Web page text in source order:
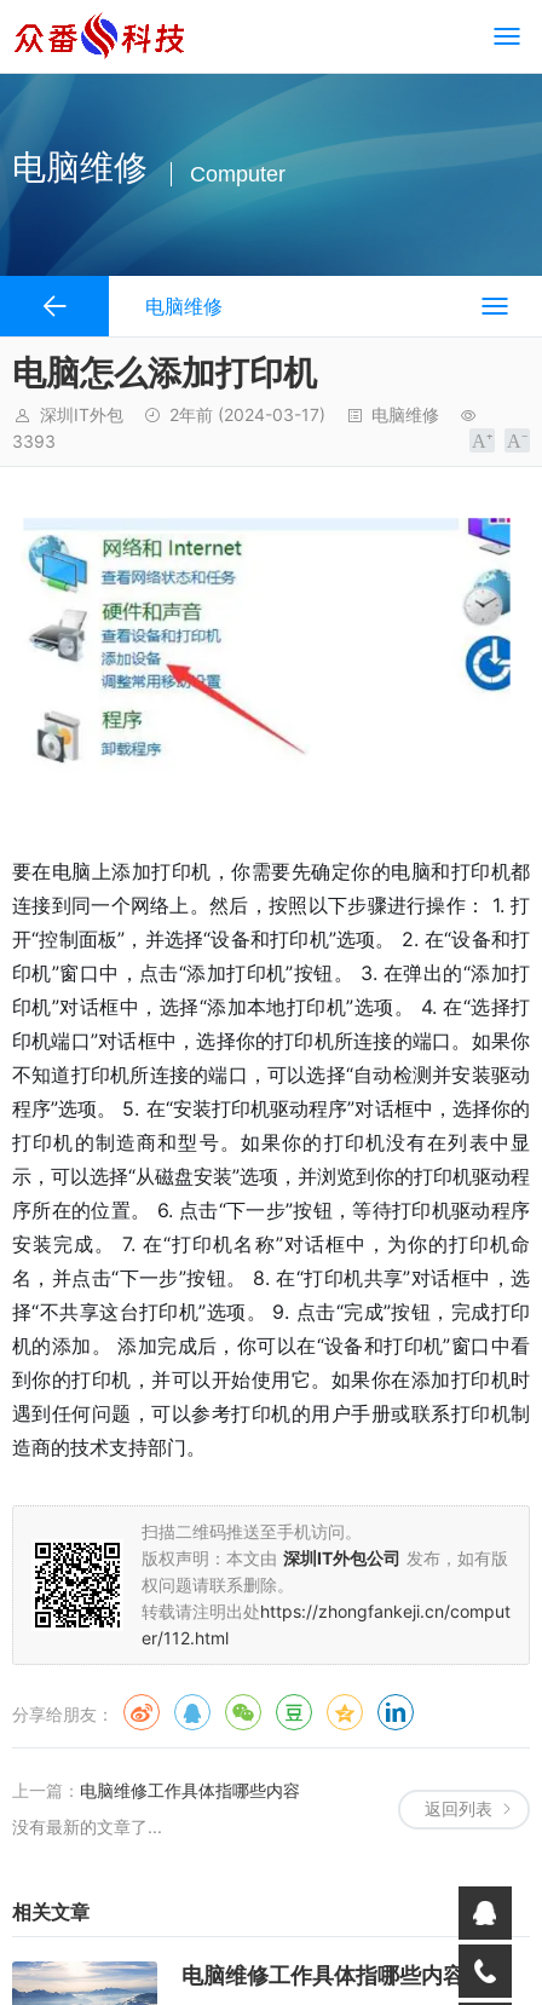
电脑维修 Computer
电脑维修
电脑怎么添加打印机
深圳IT外包 2年前 (2024-03-17)
电脑维修
3393
要在电脑上添加打印机，你需要先确定你的电脑和打印机都
连接到同一个网络上。然后，按照以下步骤进行操作： 1. 打
开“控制面板”，并选择“设备和打印机”选项。 2. 在“设备和打
印机”窗口中，点击“添加打印机”按钮。 3. 在弹出的“添加打
印机”对话框中，选择“添加本地打印机”选项。 4. 在“选择打
印机端口”对话框中，选择你的打印机所连接的端口。如果你
不知道打印机所连接的端口，可以选择“自动检测并安装驱动
程序”选项。 5. 在“安装打印机驱动程序”对话框中，选择你的
打印机的制造商和型号。如果你的打印机没有在列表中显
示，可以选择“从磁盘安装”选项，并浏览到你的打印机驱动程
序所在的位置。 6. 点击“下一步”按钮，等待打印机驱动程序
安装完成。 7. 在“打印机名称”对话框中，为你的打印机命
名，并点击“下一步”按钮。 8. 在“打印机共享”对话框中，选
择“不共享这台打印机”选项。 9. 点击“完成”按钮，完成打印
机的添加。 添加完成后，你可以在“设备和打印机”窗口中看
到你的打印机，并可以开始使用它。如果你在添加打印机时
遇到任何问题，可以参考打印机的用户手册或联系打印机制
造商的技术支持部门。
扫描二维码推送至手机访问。
版权声明：本文由 深圳IT外包公司 发布，如有版
权问题请联系删除。
转载请注明出处https://zhongfankeji.cn/comput
er/112.html
分享给朋友：
返回列表
上一篇： 电脑维修工作具体指哪些内容
没有最新的文章了...
相关文章
电脑维修工作具体指哪些内容